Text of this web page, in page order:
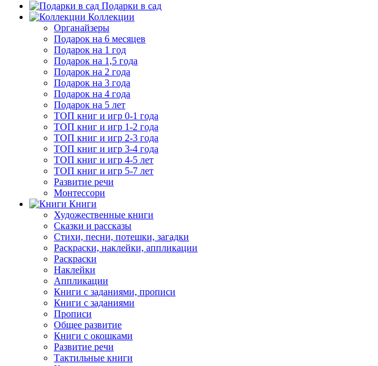
Подарки в сад
Коллекции
Органайзеры
Подарок на 6 месяцев
Подарок на 1 год
Подарок на 1,5 года
Подарок на 2 года
Подарок на 3 года
Подарок на 4 года
Подарок на 5 лет
ТОП книг и игр 0-1 года
ТОП книг и игр 1-2 года
ТОП книг и игр 2-3 года
ТОП книг и игр 3-4 года
ТОП книг и игр 4-5 лет
ТОП книг и игр 5-7 лет
Развитие речи
Монтессори
Книги
Художественные книги
Сказки и рассказы
Стихи, песни, потешки, загадки
Раскраски, наклейки, аппликации
Раскраски
Наклейки
Аппликации
Книги с заданиями, прописи
Книги с заданиями
Прописи
Общее развитие
Книги с окошками
Развитие речи
Тактильные книги